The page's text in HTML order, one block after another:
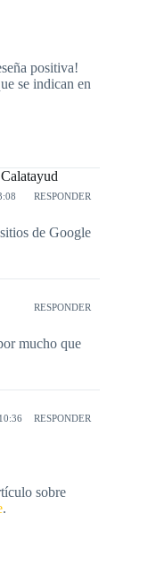
positiva!
se indican en
RESPONDER
de Google
RESPONDER
mucho que
RESPONDER
sobre
.